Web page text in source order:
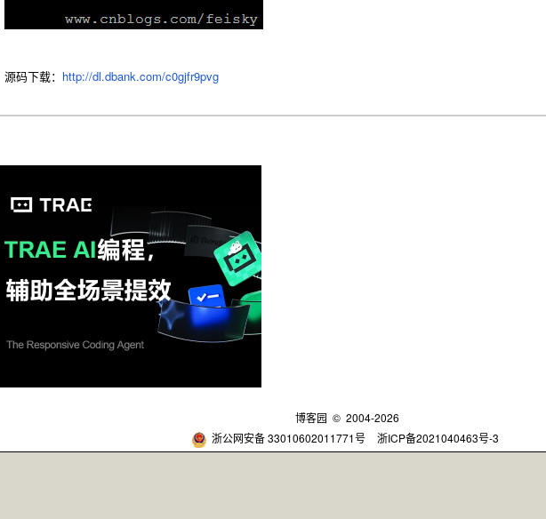
源码下载： http://dl.dbank.com/c0gjfr9pvg
博客园 © 2004-2026
浙公网安备 33010602011771号
浙ICP备2021040463号-3